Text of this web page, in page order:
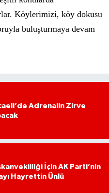
Köylerimizi, köy dokusu
buluşturmaya devam
Adrenalin Zirve
İçin AK Parti’nin
Hayrettin Ünlü